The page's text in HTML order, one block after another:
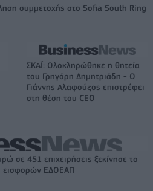
συμμετοχής στο Sofia South Ring
ΣΚΑΪ: Ολοκληρώθηκε η θητεία
του Γρηγόρη Δημητριάδη - Ο
Γιάννης Αλαφούζος επιστρέφει
στη θέση του CEO
σε 451 επιχειρήσεις ξεκίνησε το
εισφορών ΕΔΟΕΑΠ